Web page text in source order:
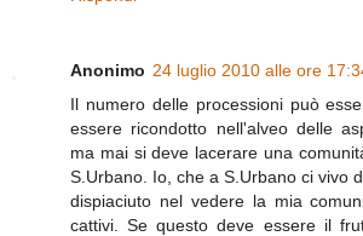
Anonimo 24 luglio 2010 alle ore
Il numero delle processioni può
essere ricondotto nell'alveo delle
ma mai si deve lacerare una
S.Urbano. Io, che a S.Urbano ci vivo
dispiaciuto nel vedere la mia
cattivi. Se questo deve essere il